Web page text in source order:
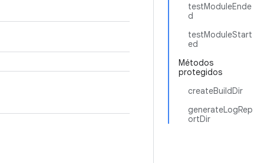
testModuleEnde
d
testModuleStart
ed
Métodos
protegidos
createBuildDir
generateLogRep
ortDir